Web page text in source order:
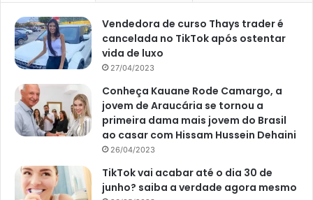
Dicas caseiras para repelir insetos sem o uso de produtos
Vendedora de curso Thays trader é
cancelada no TikTok após ostentar
vida de luxo
27/04/2023
Conheça Kauane Rode Camargo, a
jovem de Araucária se tornou a
primeira dama mais jovem do Brasil
ao casar com Hissam Hussein Dehaini
26/04/2023
TikTok vai acabar até o dia 30 de
junho? saiba a verdade agora mesmo